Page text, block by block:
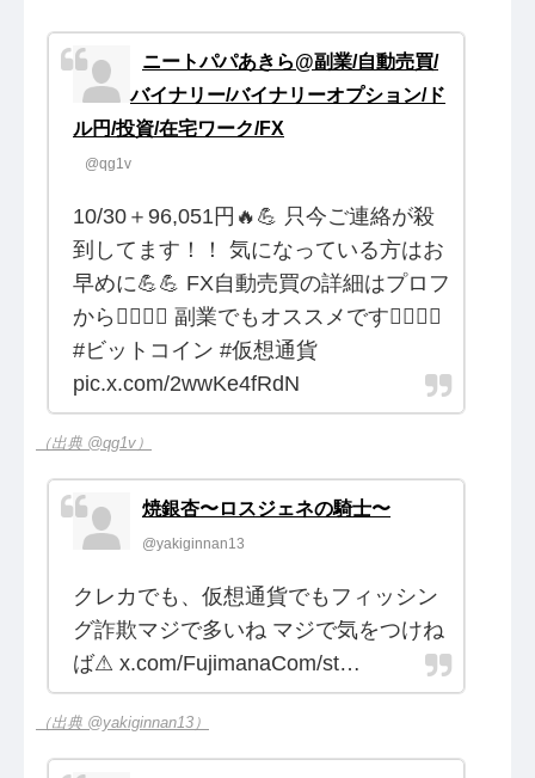
ニートパパあきら️@副業/自動売買/
バイナリー/バイナリーオプション/ド
ル円/投資/在宅ワーク/FX
@qg1v
10/30＋96,051円🔥💪 只今ご連絡が殺
到してます！！ 気になっている方はお
早めに💪💪 FX自動売買の詳細はプロフ
から💁‍♂️💁‍♂️ 副業でもオススメです💁‍♂️💁‍♂️
#ビットコイン #仮想通貨
pic.x.com/2wwKe4fRdN
（出典 @qg1v）
焼銀杏〜ロスジェネの騎士〜
@yakiginnan13
クレカでも、仮想通貨でもフィッシン
グ詐欺マジで多いね マジで気をつけね
ば⚠ x.com/FujimanaCom/st…
（出典 @yakiginnan13）